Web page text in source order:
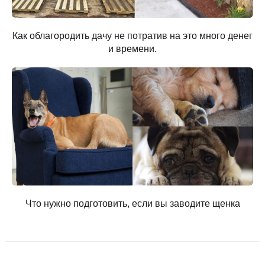
Как облагородить дачу не потратив на это много денег
и времени.
Что нужно подготовить, если вы заводите щенка